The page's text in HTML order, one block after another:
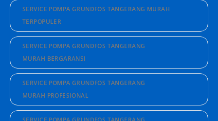
SERVICE POMPA GRUNDFOS TANGERANG MURAH
TERPOPULER
SERVICE POMPA GRUNDFOS TANGERANG
MURAH BERGARANSI
SERVICE POMPA GRUNDFOS TANGERANG
MURAH PROFESIONAL